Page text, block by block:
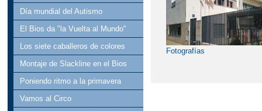
Día mundial del Autismo
El Bios da "la Vuelta al Mundo"
Los siete caballeros de colores
Montaje de Slackline en el Bios
Poniendo ritmo a la primavera
Vamos al Circo
Fotografías